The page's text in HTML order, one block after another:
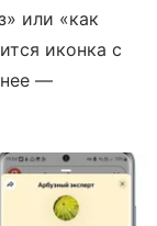
или «как
иконка с
—